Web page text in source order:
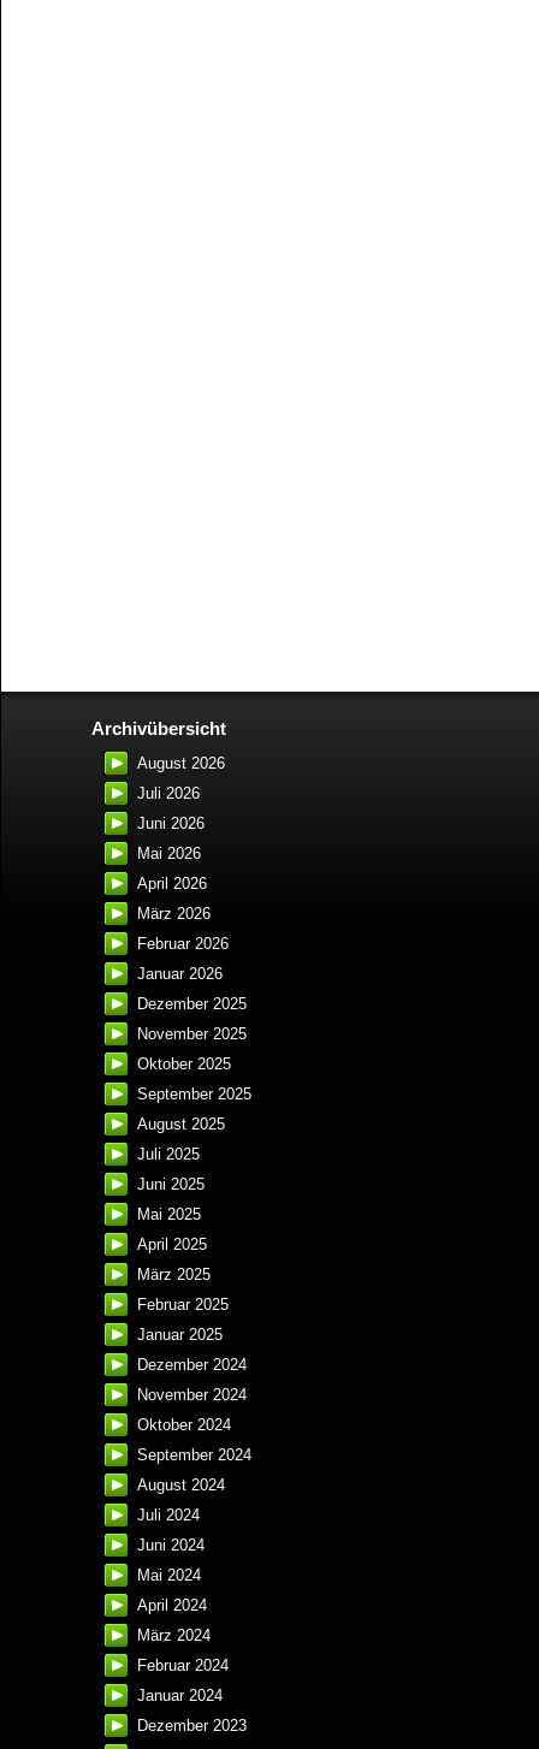
Archivübersicht
August 2026
Juli 2026
Juni 2026
Mai 2026
April 2026
März 2026
Februar 2026
Januar 2026
Dezember 2025
November 2025
Oktober 2025
September 2025
August 2025
Juli 2025
Juni 2025
Mai 2025
April 2025
März 2025
Februar 2025
Januar 2025
Dezember 2024
November 2024
Oktober 2024
September 2024
August 2024
Juli 2024
Juni 2024
Mai 2024
April 2024
März 2024
Februar 2024
Januar 2024
Dezember 2023